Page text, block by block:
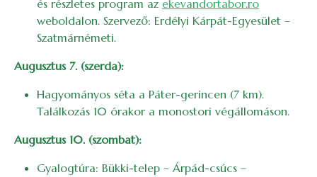
és részletes program az ekevandortabor.ro
weboldalon. Szervező: Erdélyi Kárpát-Egyesület –
Szatmárnémeti.
Augusztus 7. (szerda):
Hagyományos séta a Páter-gerincen (7 km).
Találkozás 10 órakor a monostori végállomáson.
Augusztus 10. (szombat):
Gyalogtúra: Bükki-telep – Árpád-csúcs –